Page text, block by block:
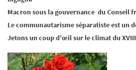
Macron sous la gouvernance du Conseil
Le communautarisme séparatiste est un
Jetons un coup d’œil sur le climat du